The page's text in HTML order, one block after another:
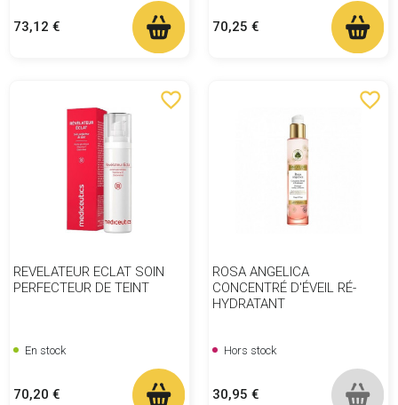
Prix
73,12 € Prix
70,25 €
favorite_border
REVELATEUR ECLAT SOIN
PERFECTEUR DE TEINT
En stock
Prix
70,20 €
favorite_border
ROSA ANGELICA
CONCENTRÉ D'ÉVEIL RÉ-
HYDRATANT
Hors stock
Prix
30,95 €